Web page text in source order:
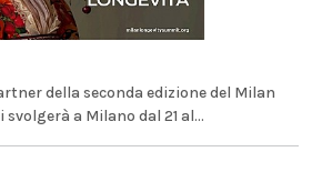
della seconda edizione del Milan
a Milano dal 21 al...